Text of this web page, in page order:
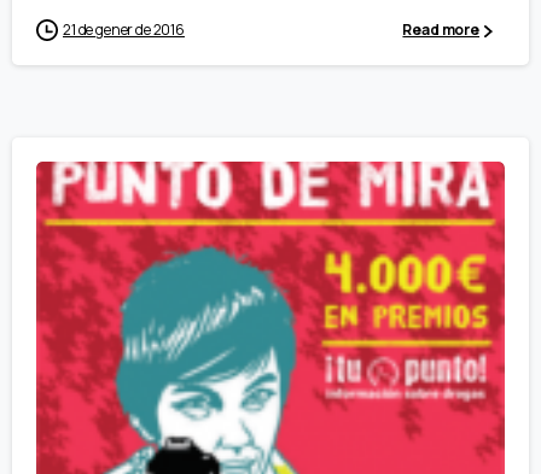
21 de gener de 2016 Read more